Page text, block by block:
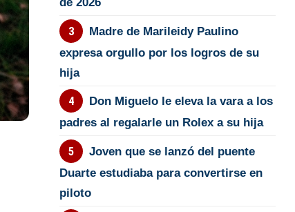
Madre de Marileidy Paulino
expresa orgullo por los logros de su
hija
Don Miguelo le eleva la vara a los
padres al regalarle un Rolex a su hija
Joven que se lanzó del puente
Duarte estudiaba para convertirse en
piloto